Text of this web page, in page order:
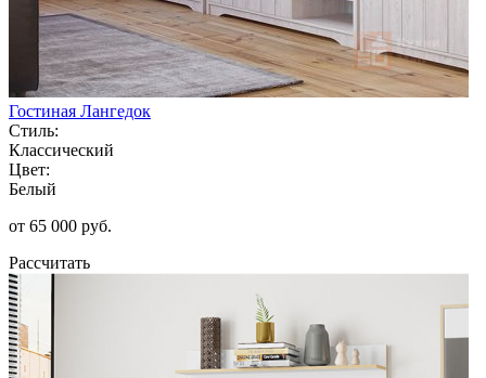
Гостиная Лангедок
Стиль:
Классический
Цвет:
Белый
от 65 000 руб.
Рассчитать